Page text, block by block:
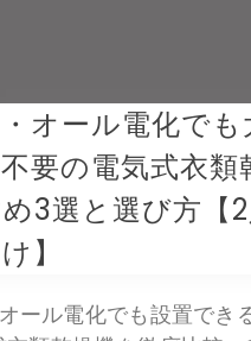
オール電化でも
要の電気式衣類
3選と選び方【
】
ール電化でも設置でき